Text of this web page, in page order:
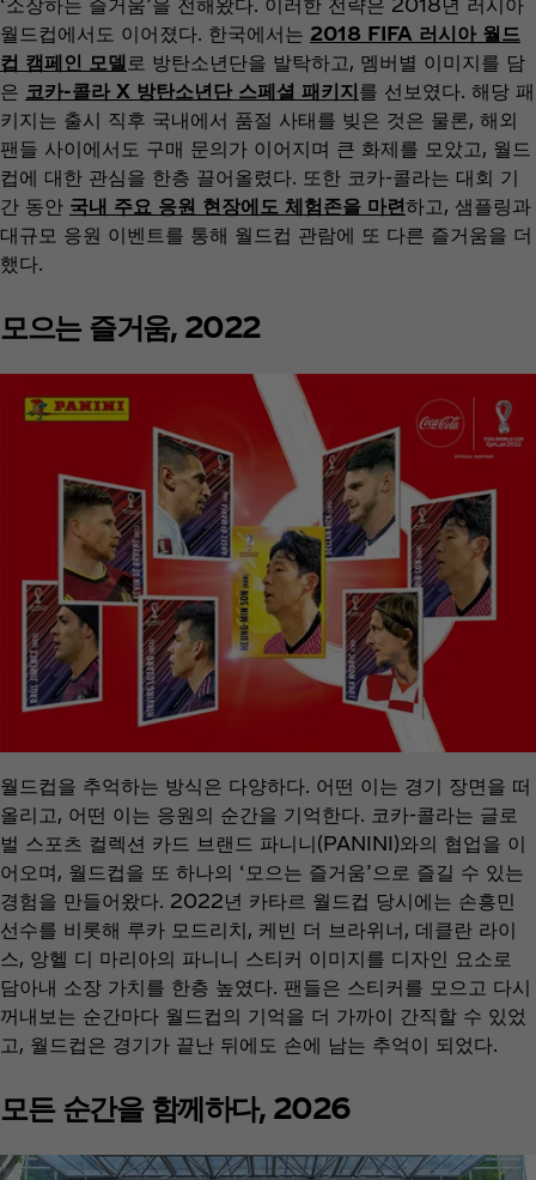
월드컵에서도 이어졌다. 한국에서는 2018 FIFA 러시아 월드
컵 캠페인 모델 로 방탄소년단을 발탁하고, 멤버별 이미지를 담
은 코카-콜라 X 방탄소년단 스페셜 패키지를 선보였다. 해당 패
키지는 출시 직후 국내에서 품절 사태를 빚은 것은 물론, 해외
팬들 사이에서도 구매 문의가 이어지며 큰 화제를 모았고, 월드
컵에 대한 관심을 한층 끌어올렸다. 또한 코카-콜라는 대회 기
간 동안 국내 주요 응원 현장에도 체험존을 마련하고, 샘플링과
대규모 응원 이벤트를 통해 월드컵 관람에 또 다른 즐거움을 더
했다.
모으는 즐거움, 2022
월드컵을 추억하는 방식은 다양하다. 어떤 이는 경기 장면을 떠
올리고, 어떤 이는 응원의 순간을 기억한다. 코카‑콜라는 글로
벌 스포츠 컬렉션 카드 브랜드 파니니(PANINI)와의 협업을 이
어오며, 월드컵을 또 하나의 ‘모으는 즐거움’으로 즐길 수 있는
경험을 만들어왔다. 2022년 카타르 월드컵 당시에는 손흥민
선수를 비롯해 루카 모드리치, 케빈 더 브라위너, 데클란 라이
스, 앙헬 디 마리아의 파니니 스티커 이미지를 디자인 요소로
담아내 소장 가치를 한층 높였다. 팬들은 스티커를 모으고 다시
꺼내보는 순간마다 월드컵의 기억을 더 가까이 간직할 수 있었
고, 월드컵은 경기가 끝난 뒤에도 손에 남는 추억이 되었다.
모든 순간을 함께하다, 2026